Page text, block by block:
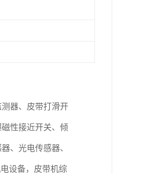
器、皮带打滑开
性接近开关、倾
、光电传感器、
设备，皮带机综